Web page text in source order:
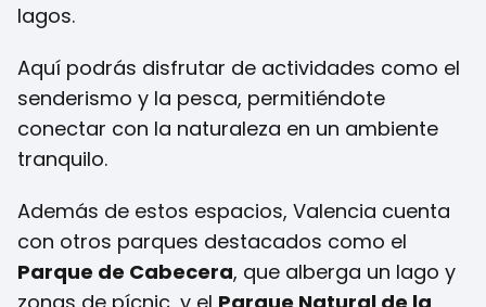
lagos.
Aquí podrás disfrutar de actividades como el
senderismo y la pesca, permitiéndote
conectar con la naturaleza en un ambiente
tranquilo.
Además de estos espacios, Valencia cuenta
con otros parques destacados como el
Parque de Cabecera, que alberga un lago y